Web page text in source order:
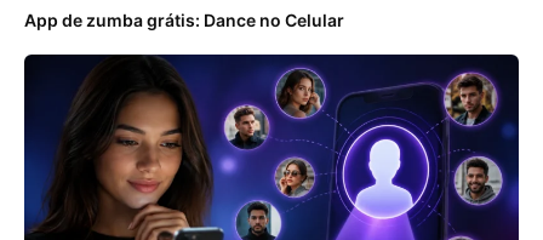
App de zumba grátis: Dance no Celular